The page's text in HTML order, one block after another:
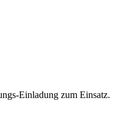
Einladung zum Einsatz.